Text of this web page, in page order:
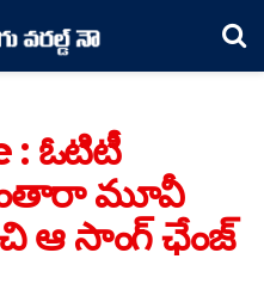
: ఓటిటీ
మూవీ
ఆ సాంగ్ ఛేంజ్